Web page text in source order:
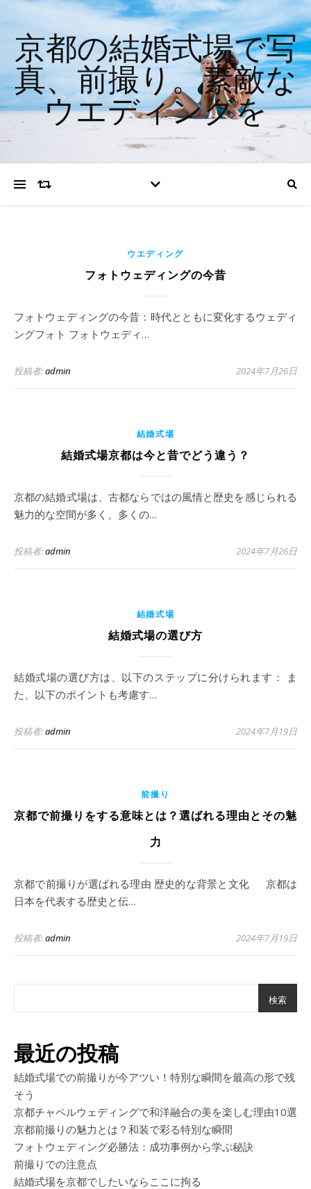
京都の結婚式場で写
真、前撮り。素敵な
ウエディングを
ウエディング
フォトウェディングの今昔
フォトウェディングの今昔：時代とともに変化するウェディ
ングフォト フォトウェディ…
投稿者:admin 2024年7月26日
結婚式場
結婚式場京都は今と昔でどう違う？
京都の結婚式場は、古都ならではの風情と歴史を感じられる
魅力的な空間が多く、多くの…
投稿者:admin 2024年7月26日
結婚式場
結婚式場の選び方
結婚式場の選び方は、以下のステップに分けられます： ま
た、以下のポイントも考慮す…
投稿者:admin 2024年7月19日
前撮り
京都で前撮りをする意味とは？選ばれる理由とその魅
力
京都で前撮りが選ばれる理由 歴史的な背景と文化 京都は
日本を代表する歴史と伝…
投稿者:admin 2024年7月19日
検索
最近の投稿
結婚式場での前撮りが今アツい！特別な瞬間を最高の形で残
そう
京都チャペルウェディングで和洋融合の美を楽しむ理由10選
京都前撮りの魅力とは？和装で彩る特別な瞬間
フォトウェディング必勝法：成功事例から学ぶ秘訣
前撮りでの注意点
結婚式場を京都でしたいならここに拘る